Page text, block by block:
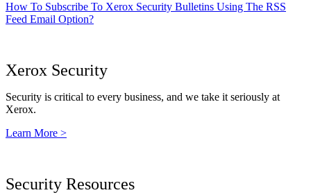
How To Subscribe To Xerox Security Bulletins Using The RSS
Feed Email Option?
Xerox Security
Security is critical to every business, and we take it seriously at
Xerox.
Learn More >
Security Resources